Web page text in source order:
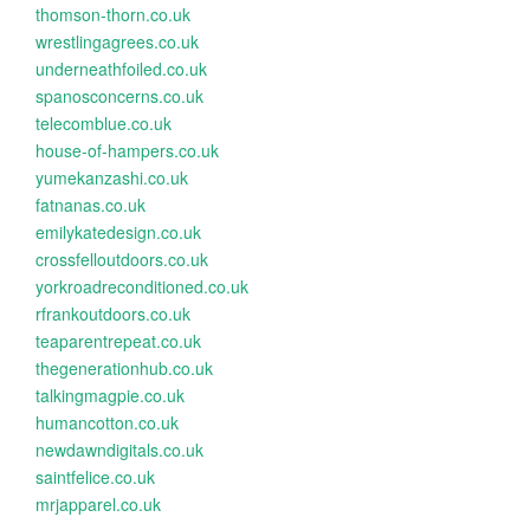
thomson-thorn.co.uk
wrestlingagrees.co.uk
underneathfoiled.co.uk
spanosconcerns.co.uk
telecomblue.co.uk
house-of-hampers.co.uk
yumekanzashi.co.uk
fatnanas.co.uk
emilykatedesign.co.uk
crossfelloutdoors.co.uk
yorkroadreconditioned.co.uk
rfrankoutdoors.co.uk
teaparentrepeat.co.uk
thegenerationhub.co.uk
talkingmagpie.co.uk
humancotton.co.uk
newdawndigitals.co.uk
saintfelice.co.uk
mrjapparel.co.uk